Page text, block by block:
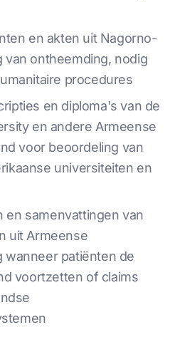
en akten uit Nagorno-
van ontheemding, nodig
procedures
en diploma's van de
en andere Armeense
voor beoordeling van
universiteiten en
en samenvattingen van
uit Armeense
wanneer patiënten de
voortzetten of claims